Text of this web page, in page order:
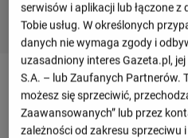
Mecz Wisła Kraków -
szczegóły
serwisów i aplikacji lub łączone
Tobie usług. W określonych
danych nie wymaga zgody i
uzasadniony interes Gazeta.pl,
S.A. – lub Zaufanych Partnerów.
możesz się sprzeciwić,
Zaawansowanych” lub przez
zależności od zakresu sprzeciwu